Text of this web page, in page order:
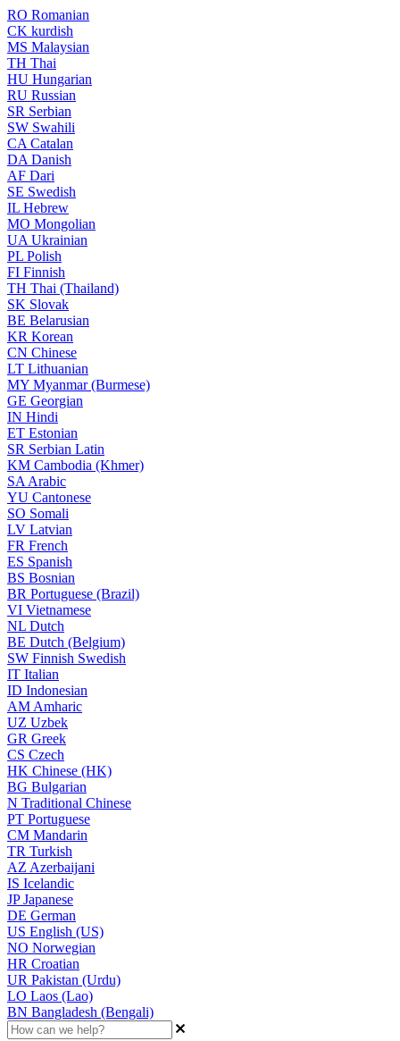
RO Romanian
CK kurdish
MS Malaysian
TH Thai
HU Hungarian
RU Russian
SR Serbian
SW Swahili
CA Catalan
DA Danish
AF Dari
SE Swedish
IL Hebrew
MO Mongolian
UA Ukrainian
PL Polish
FI Finnish
TH Thai (Thailand)
SK Slovak
BE Belarusian
KR Korean
CN Chinese
LT Lithuanian
MY Myanmar (Burmese)
GE Georgian
IN Hindi
ET Estonian
SR Serbian Latin
KM Cambodia (Khmer)
SA Arabic
YU Cantonese
SO Somali
LV Latvian
FR French
ES Spanish
BS Bosnian
BR Portuguese (Brazil)
VI Vietnamese
NL Dutch
BE Dutch (Belgium)
SW Finnish Swedish
IT Italian
ID Indonesian
AM Amharic
UZ Uzbek
GR Greek
CS Czech
HK Chinese (HK)
BG Bulgarian
N Traditional Chinese
PT Portuguese
CM Mandarin
TR Turkish
AZ Azerbaijani
IS Icelandic
JPJapanese
DE German
US English (US)
NO Norwegian
HR Croatian
UR Pakistan (Urdu)
LO Laos (Lao)
BN Bangladesh (Bengali)